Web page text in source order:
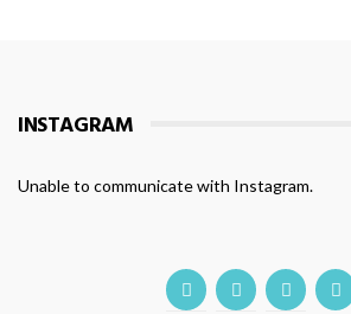
INSTAGRAM
Unable to communicate with Instagram.